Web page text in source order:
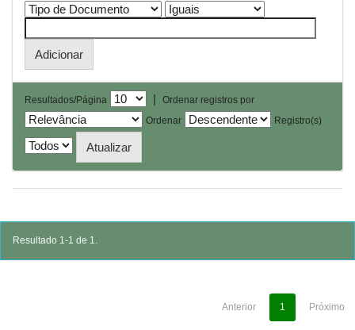
Resultados/Página |
Ordenar registros por
Ordenar
Registro(s)
Resultado 1-1 de 1.
Anterior 1 Próximo